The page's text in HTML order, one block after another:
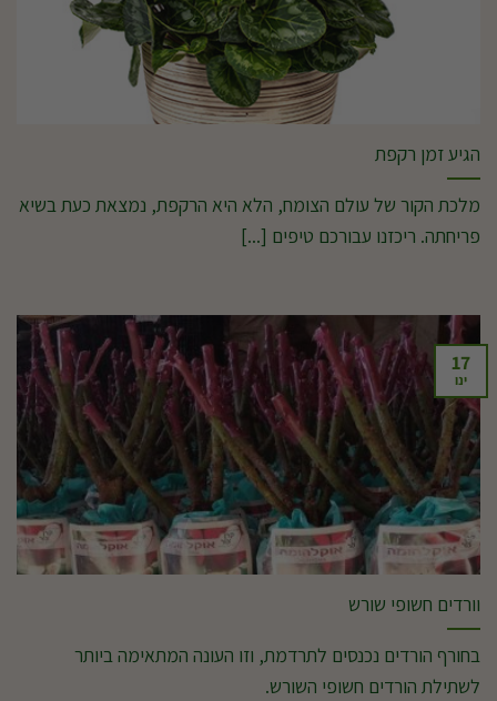
הגיע זמן רקפת
מלכת הקור של עולם הצומח, הלא היא הרקפת, נמצאת כעת בשיא
פריחתה. ריכזנו עבורכם טיפים [...]
וורדים חשופי שורש
בחורף הורדים נכנסים לתרדמת, וזו העונה המתאימה ביותר
לשתילת הורדים חשופי השורש.
17
ינו